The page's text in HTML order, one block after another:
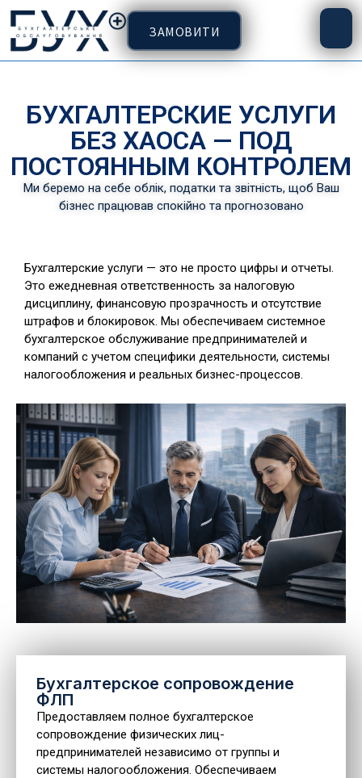
ЗАМОВИТИ
БУХГАЛТЕРСКИЕ УСЛУГИ
БЕЗ ХАОСА — ПОД
ПОСТОЯННЫМ КОНТРОЛЕМ
Ми беремо на себе облік, податки та звітність, щоб Ваш
бізнес працював спокійно та прогнозовано
Бухгалтерские услуги — это не просто цифры и отчеты.
Это ежедневная ответственность за налоговую
дисциплину, финансовую прозрачность и отсутствие
штрафов и блокировок. Мы обеспечиваем системное
бухгалтерское обслуживание предпринимателей и
компаний с учетом специфики деятельности, системы
налогообложения и реальных бизнес-процессов.
Бухгалтерское сопровождение
ФЛП
Предоставляем полное бухгалтерское
сопровождение физических лиц-
предпринимателей независимо от группы и
системы налогообложения. Обеспечиваем